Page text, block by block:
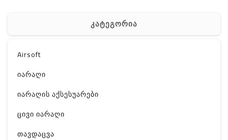
კატეგორია
Airsoft
იარაღი
იარაღის აქსესუარები
ცივი იარაღი
თავდაცვა